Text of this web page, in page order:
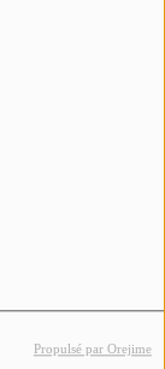
Propulsé par Orejime
plus.